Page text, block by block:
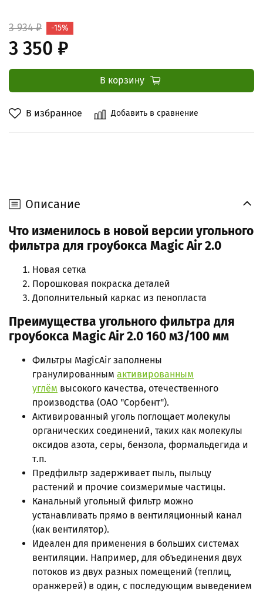
В избранное Добавить в сравнение
3 934 ₽
3 350 ₽
-15%
В корзину
Описание
Что изменилось в новой версии угольного
фильтра для гроубокса Magic Air 2.0
Новая сетка
Порошковая покраска деталей
Дополнительный каркас из пенопласта
Преимущества угольного фильтра для
гроубокса Magic Air 2.0 160 м3/100 мм
Фильтры MagicAir заполнены
гранулированным активированным
углём высокого качества, отечественного
производства (ОАО "Сорбент").
Активированный уголь поглощает молекулы
органических соединений, таких как молекулы
оксидов азота, серы, бензола, формальдегида и
т.п.
Предфильтр задерживает пыль, пыльцу
растений и прочие соизмеримые частицы.
Канальный угольный фильтр можно
устанавливать прямо в вентиляционный канал
(как вентилятор).
Идеален для применения в больших системах
вентиляции. Например, для объединения двух
потоков из двух разных помещений (теплиц,
оранжерей) в один, с последующим выведением